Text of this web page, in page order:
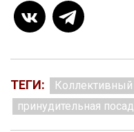
ТЕГИ: Коллективный
принудительная